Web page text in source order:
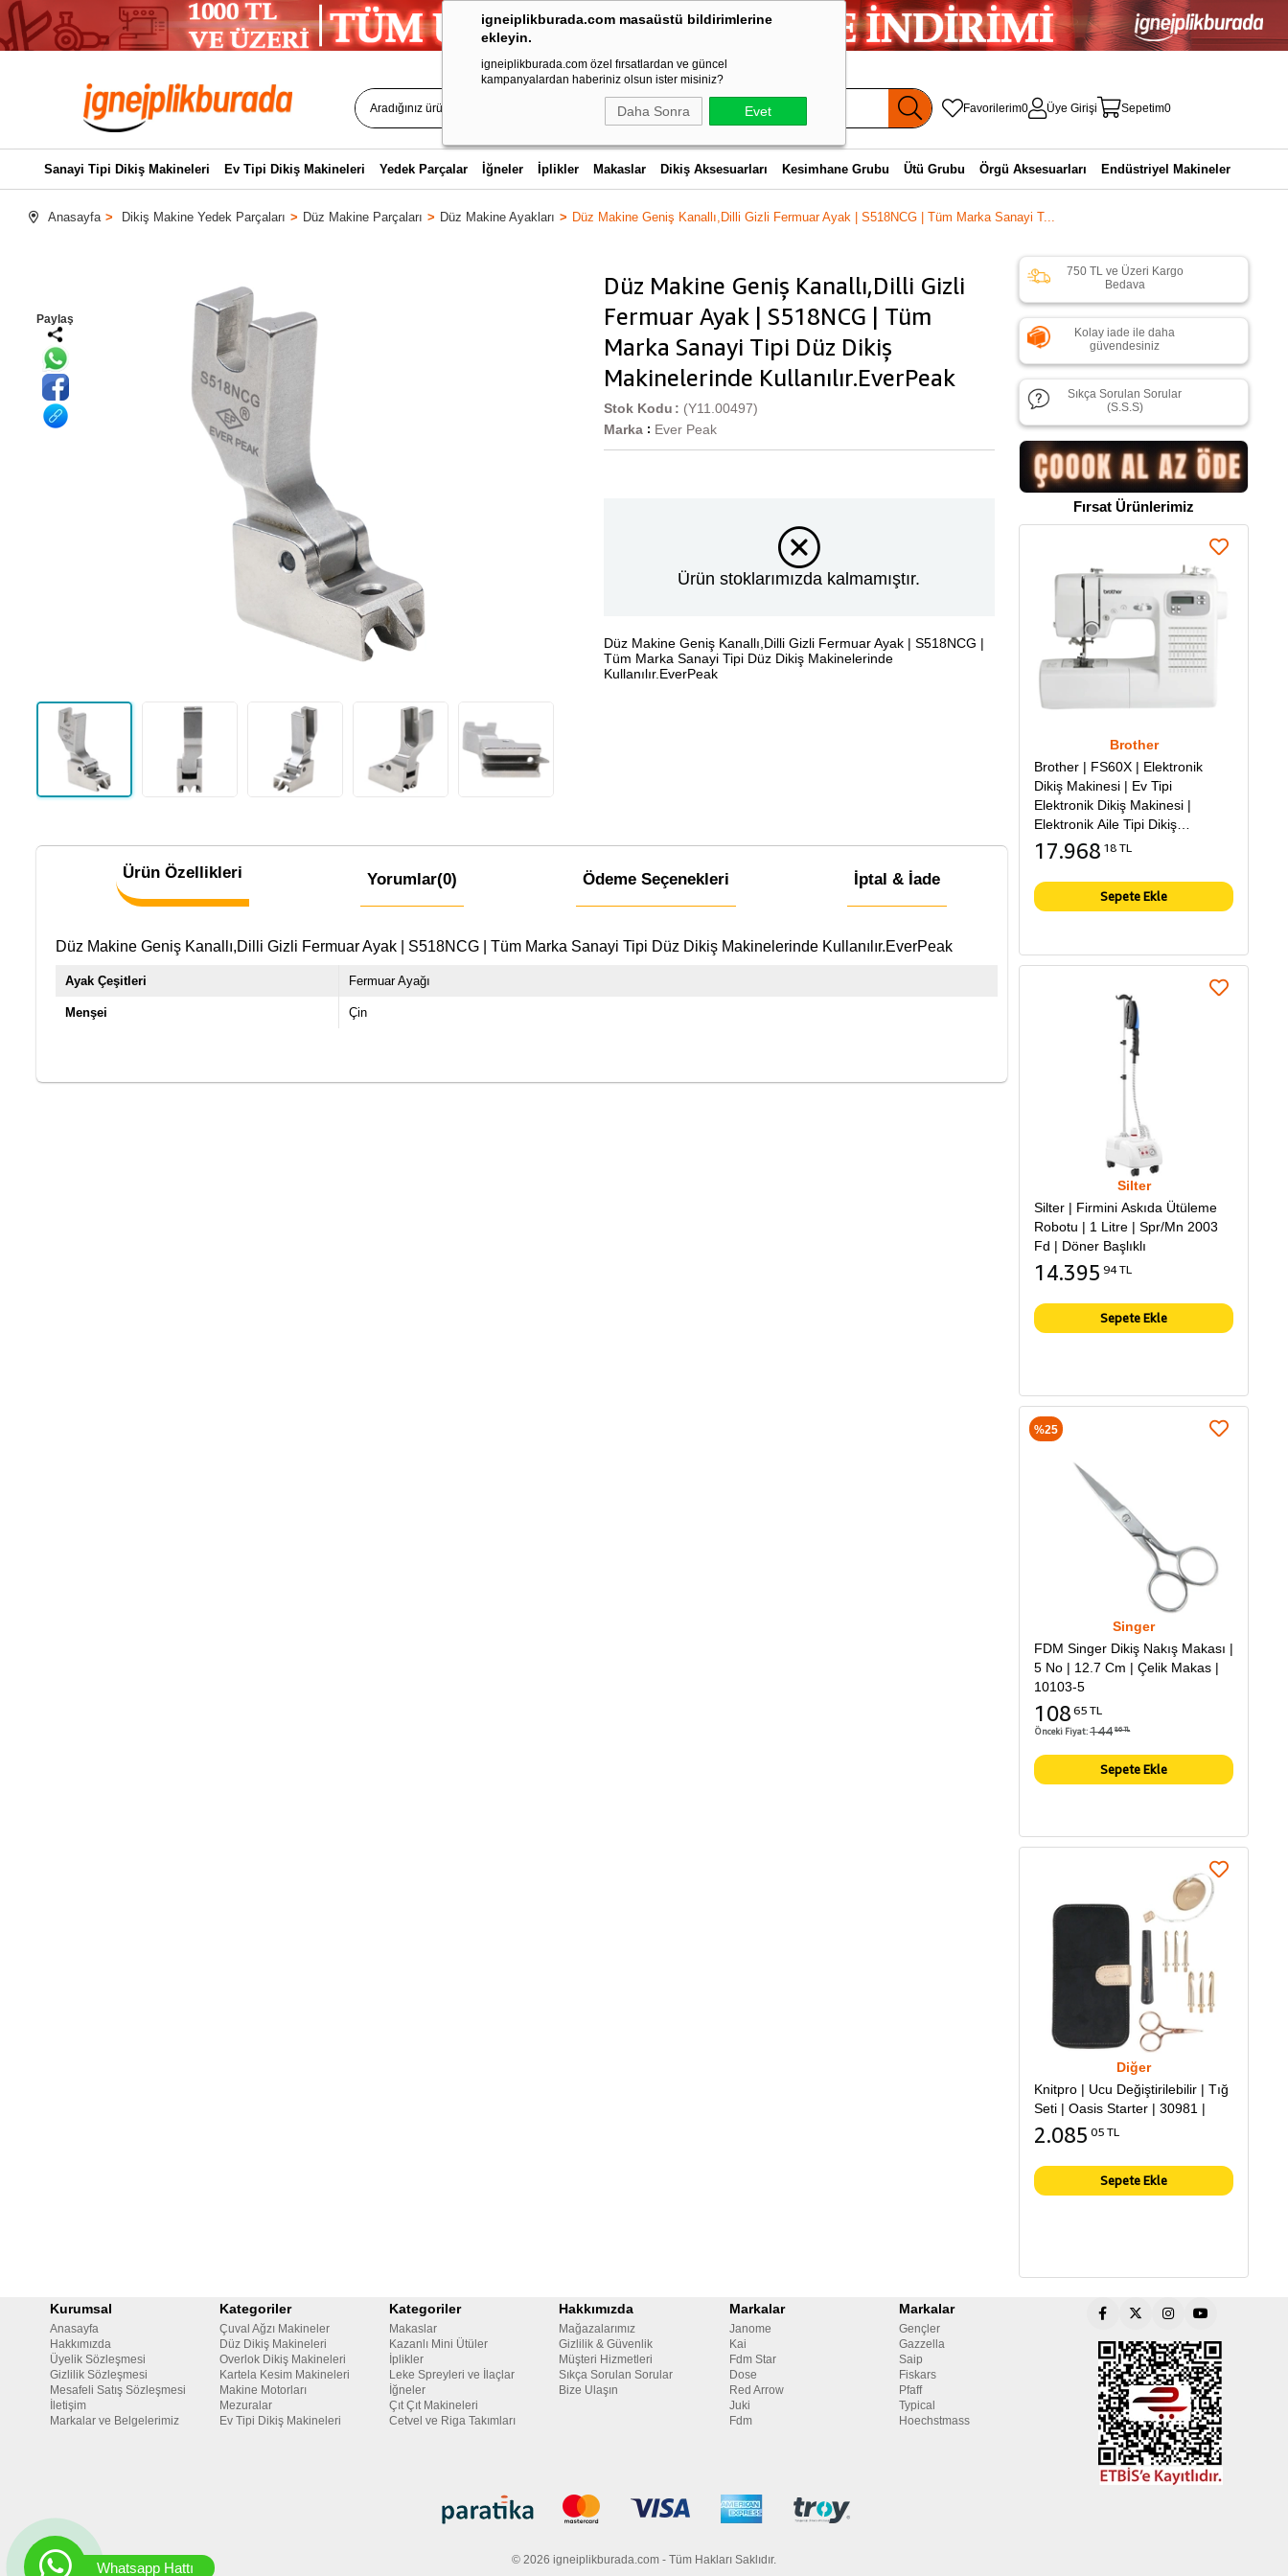
igneiplikburada.com masaüstü bildirimlerine
ekleyin.
igneiplikburada.com özel fırsatlardan ve güncel
kampanyalardan haberiniz olsun ister misiniz?
Daha Sonra Evet Favorilerim0 Üye Girişi Sepetim0
Sanayi Tipi Dikiş Makineleri Ev Tipi Dikiş Makineleri Yedek Parçalar İğneler İplikler Makaslar Dikiş Aksesuarları Kesimhane Grubu Ütü Grubu Örgü Aksesuarları Endüstriyel Makineler
Anasayfa Dikiş Makine Yedek Parçaları Düz Makine Parçaları Düz Makine Ayakları Düz Makine Geniş Kanallı,Dilli Gizli Fermuar Ayak | S518NCG | Tüm Marka Sanayi T...
Paylaş
Düz Makine Geniş Kanallı,Dilli Gizli
Fermuar Ayak | S518NCG | Tüm
Marka Sanayi Tipi Düz Dikiş
Makinelerinde Kullanılır.EverPeak
(Y11.00497)
Stok Kodu
Marka : Ever Peak
Ürün stoklarımızda kalmamıştır.
Düz Makine Geniş Kanallı,Dilli Gizli Fermuar Ayak | S518NCG |
Tüm Marka Sanayi Tipi Düz Dikiş Makinelerinde
Kullanılır.EverPeak
Ürün Özellikleri Yorumlar(0) Ödeme Seçenekleri İptal & İade
Düz Makine Geniş Kanallı,Dilli Gizli Fermuar Ayak | S518NCG | Tüm Marka Sanayi Tipi Düz Dikiş Makinelerinde Kullanılır.EverPeak
Ayak Çeşitleri Fermuar Ayağı
Menşei Çin
750 TL ve Üzeri Kargo
Bedava
Kolay iade ile daha
güvendesiniz
Sıkça Sorulan Sorular
(S.S.S)
Fırsat Ürünlerimiz
Brother
Brother | FS60X | Elektronik
Dikiş Makinesi | Ev Tipi
Elektronik Dikiş Makinesi |
Elektronik Aile Tipi Dikiş
Makinesi
17.968 18 TL
Sepete Ekle
Silter
Silter | Firmini Askıda Ütüleme
Robotu | 1 Litre | Spr/Mn 2003
Fd | Döner Başlıklı
14.395 94 TL
Sepete Ekle
Singer
FDM Singer Dikiş Nakış Makası |
5 No | 12.7 Cm | Çelik Makas |
10103-5
108 65 TL
Önceki Fiyat:144 86 TL
Sepete Ekle
%25
Diğer
Knitpro | Ucu Değiştirilebilir | Tığ
Seti | Oasis Starter | 30981 |
2.085 05 TL
Sepete Ekle
Kurumsal
Anasayfa
Hakkımızda
Üyelik Sözleşmesi
Gizlilik Sözleşmesi
Mesafeli Satış Sözleşmesi
İletişim
Markalar ve Belgelerimiz
Kategoriler
Çuval Ağzı Makineler
Düz Dikiş Makineleri
Overlok Dikiş Makineleri
Kartela Kesim Makineleri
Makine Motorları
Mezuralar
Ev Tipi Dikiş Makineleri
Kategoriler
Makaslar
Kazanlı Mini Ütüler
İplikler
Leke Spreyleri ve İlaçlar
İğneler
Çıt Çıt Makineleri
Cetvel ve Riga Takımları
Hakkımızda
Mağazalarımız
Gizlilik & Güvenlik
Müşteri Hizmetleri
Sıkça Sorulan Sorular
Bize Ulaşın
Markalar
Janome
Kai
Fdm Star
Dose
Red Arrow
Juki
Fdm
Markalar
Gençler
Gazzella
Saip
Fiskars
Pfaff
Typical
Hoechstmass
© 2026 igneiplikburada.com - Tüm Hakları Saklıdır.
Whatsapp Hattı